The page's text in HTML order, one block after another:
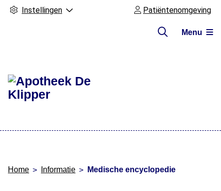
Instellingen Patiëntenomgeving
Menu
Home Informatie Medische encyclopedie